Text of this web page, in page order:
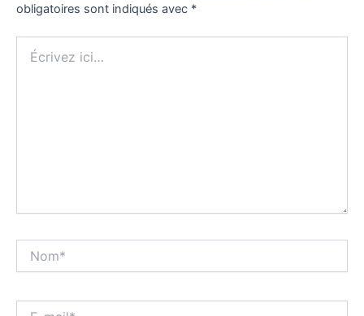
obligatoires sont indiqués avec *
ici…